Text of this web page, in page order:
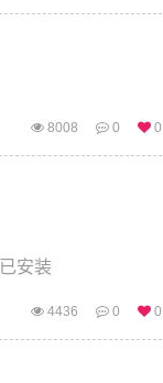
8008 0 0
安装
4436 0 0